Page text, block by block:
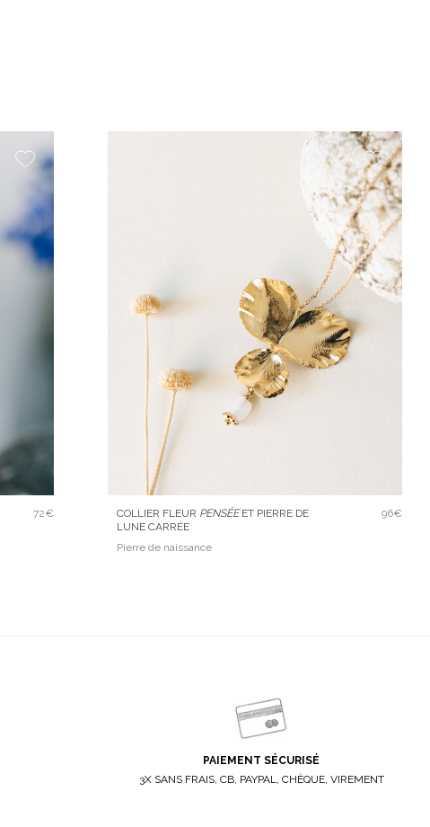
72€ COLLIER FLEUR PENSÉEET PIERRE DE
LUNE CARRÉE
Pierre de naissance
96€
PAIEMENT SÉCURISÉ
3X SANS FRAIS, CB, PAYPAL, CHÈQUE, VIREMENT